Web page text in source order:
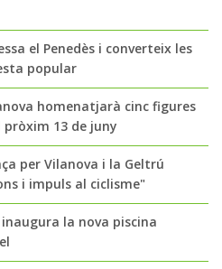
el Penedès i converteix les
popular
homenatjarà cinc figures
13 de juny
per Vilanova i la Geltrú
i impuls al ciclisme"
la nova piscina